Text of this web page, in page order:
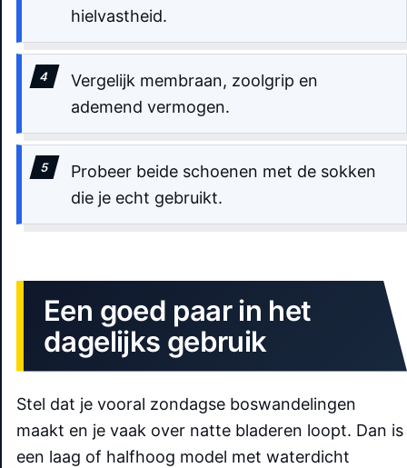
hielvastheid.
Vergelijk membraan, zoolgrip en
ademend vermogen.
Probeer beide schoenen met de sokken
die je echt gebruikt.
Een goed paar in het
dagelijks gebruik
Stel dat je vooral zondagse boswandelingen
maakt en je vaak over natte bladeren loopt. Dan is
een laag of halfhoog model met waterdicht